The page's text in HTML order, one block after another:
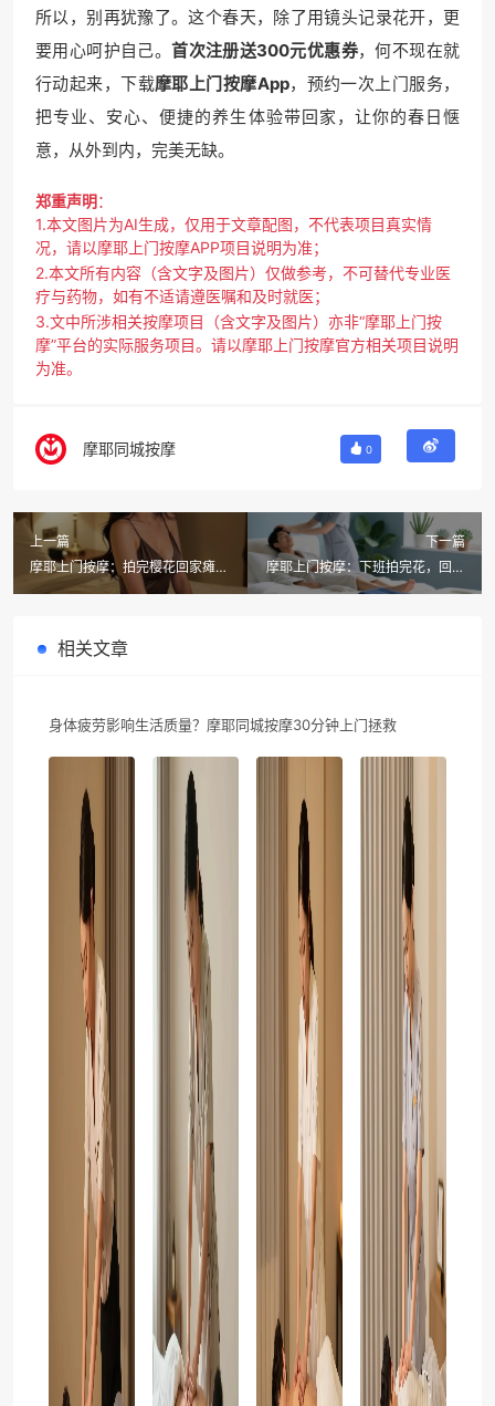
所以，别再犹豫了。这个春天，除了用镜头记录花开，更
要用心呵护自己。首次注册送300元优惠券，何不现在就
行动起来，下载摩耶上门按摩App，预约一次上门服务，
把专业、安心、便捷的养生体验带回家，让你的春日惬
意，从外到内，完美无缺。
郑重声明：
1.本文图片为AI生成，仅用于文章配图，不代表项目真实情
况，请以摩耶上门按摩APP项目说明为准；
2.本文所有内容（含文字及图片）仅做参考，不可替代专业医
疗与药物，如有不适请遵医嘱和及时就医；
3.文中所涉相关按摩项目（含文字及图片）亦非“摩耶上门按
摩”平台的实际服务项目。请以摩耶上门按摩官方相关项目说明
为准。
摩耶同城按摩 0
上一篇
摩耶上门按摩：拍完樱花回家瘫？
这份春季养生指南让你"躺赢"整个
下一篇
摩耶上门按摩：下班拍完花，回家
躺平享按摩SPA，这才是春季养生
相关文章
身体疲劳影响生活质量？摩耶同城按摩30分钟上门拯救